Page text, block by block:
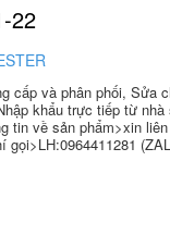
22
cấp và phân phối, Sửa
khẩu trực tiếp từ
tin về sản phẩm>xin
gọi>LH:0964411281